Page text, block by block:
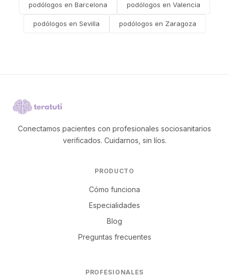
podólogos en Barcelona podólogos en Valencia
podólogos en Sevilla podólogos en Zaragoza
Conectamos pacientes con profesionales sociosanitarios
verificados. Cuidarnos, sin líos.
PRODUCTO
Cómo funciona
Especialidades
Blog
Preguntas frecuentes
PROFESIONALES